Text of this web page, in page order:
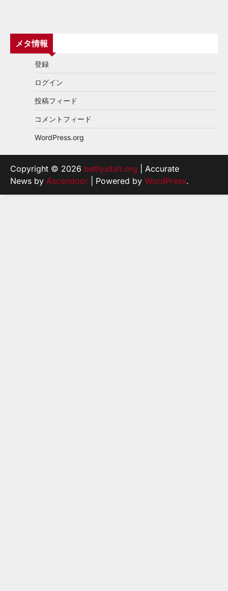
メタ情報
登録
ログイン
投稿フィード
コメントフィード
WordPress.org
Copyright © 2026 bethjudah.org | Accurate
News by Ascendoor | Powered by WordPress.